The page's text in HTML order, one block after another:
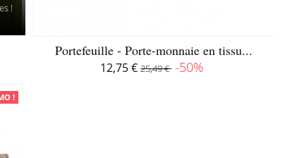
!
Portefeuille - Porte-monnaie en tissu...
12,75 €25,49 € -50%
!